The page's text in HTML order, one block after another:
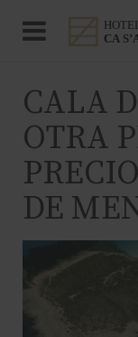
CALA
OTRA
DE